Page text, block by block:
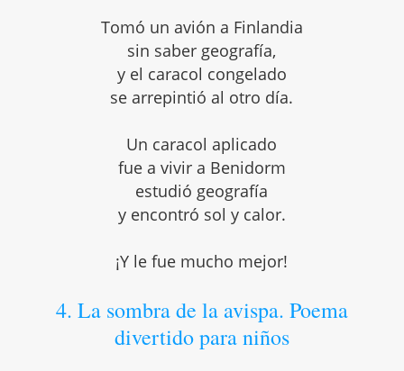
Tomó un avión a Finlandia
sin saber geografía,
y el caracol congelado
se arrepintió al otro día.
Un caracol aplicado
fue a vivir a Benidorm
estudió geografía
y encontró sol y calor.
¡Y le fue mucho mejor!
4. La sombra de la avispa. Poema
divertido para niños